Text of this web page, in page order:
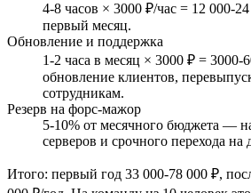
4-8 часов × 3000 ₽/час = 12 000-
первый месяц.
Обновление и поддержка
1-2 часа в месяц × 3000 ₽ = 3000-
обновление клиентов,
сотрудникам.
Резерв на форс-мажор
5-10% от месячного бюджета —
серверов и срочного перехода на
Итого: первый год 33 000-78 000 ₽,